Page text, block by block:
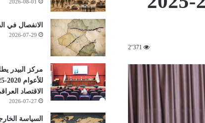
2٬371
2026-08-01
الانفصال في
2026-07-29
مركز البيدر
الاقتصاد
2026-07-27
السياسة